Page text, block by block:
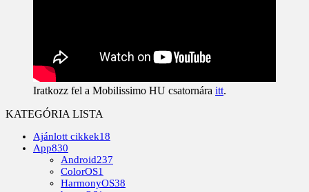
Iratkozz fel a Mobilissimo HU csatornára itt.
KATEGÓRIA LISTA
Ajánlott cikkek18
App830
Android237
ColorOS1
HarmonyOS38